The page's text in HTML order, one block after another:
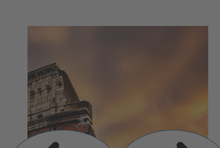
Diapositiva
anterior
Siguiente
diapositiva